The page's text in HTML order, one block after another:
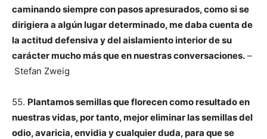
caminando siempre con pasos apresurados, como si se
dirigiera a algún lugar determinado, me daba cuenta de
la actitud defensiva y del aislamiento interior de su
carácter mucho más que en nuestras conversaciones. –
Stefan Zweig
55. Plantamos semillas que florecen como resultado en
nuestras vidas, por tanto, mejor eliminar las semillas del
odio, avaricia, envidia y cualquier duda, para que se